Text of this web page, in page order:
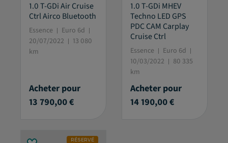
1.0 T-GDi Air Cruise
Ctrl Airco Bluetooth
Essence
Euro 6d
20/07/2022
13 080
km
Acheter pour
13 790,00 €
1.0 T-GDi MHEV
Techno LED GPS
PDC CAM Carplay
Cruise Ctrl
Essence
Euro 6d
10/03/2022
80 335
km
Acheter pour
14 190,00 €
RÉSERVÉ